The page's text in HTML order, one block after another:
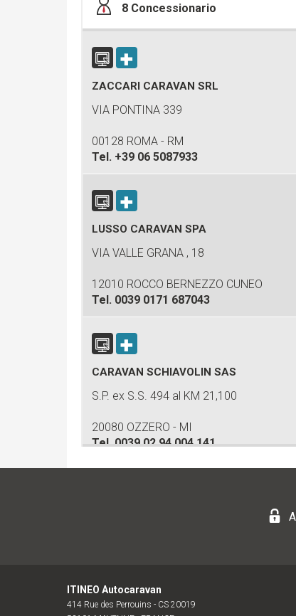
8 Concessionario
ZACCARI CARAVAN SRL
VIA PONTINA 339
00128 ROMA - RM
Tel. +39 06 5087933
LUSSO CARAVAN SPA
VIA VALLE GRANA , 18
12010 ROCCO BERNEZZO CUNEO
Tel. 0039 0171 687043
CARAVAN SCHIAVOLIN SAS
S.P. ex S.S. 494 al KM 21,100
20080 OZZERO - MI
Tel. 0039 02 94 004 141
Tel.00390296705834
ITINEO Autocaravan
414 Rue des Perrouins - CS 20019